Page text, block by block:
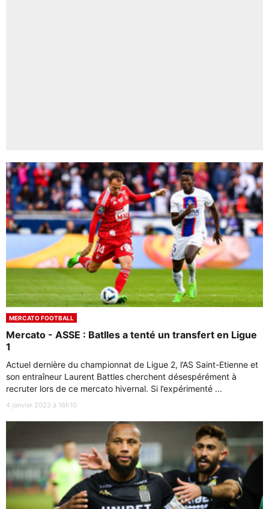
MERCATO FOOTBALL
Mercato - ASSE : Batlles a tenté un transfert en Ligue
1
Actuel dernière du championnat de Ligue 2, l’AS Saint-Etienne et
son entraîneur Laurent Battles cherchent désespérément à
recruter lors de ce mercato hivernal. Si l’expérimenté ...
4 janvier 2023 à 16h10